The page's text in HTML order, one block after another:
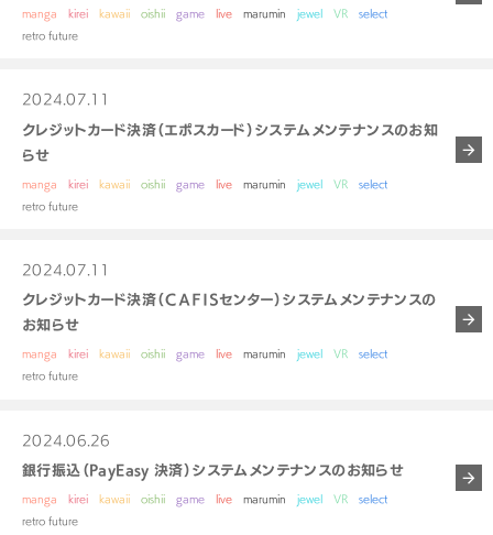
manga kirei kawaii oishii game live marumin jewel VR
select
retro future
2024.07.11
manga kirei kawaii oishii game live marumin jewel VR
select
retro future
クレジットカード決済（エポスカード）システムメンテナンスのお知
らせ
2024.07.11
manga kirei kawaii oishii game live marumin jewel VR
select
retro future
クレジットカード決済（ＣＡＦＩＳセンター）システムメンテナンスの
お知らせ
2024.06.26
manga kirei kawaii oishii game live marumin jewel VR
select
retro future
銀行振込（PayEasy 決済）システムメンテナンスのお知らせ